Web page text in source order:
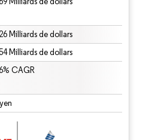
Milliards de dollars
Milliards de dollars
CAGR
nécessite une attribution sous CC BY 4.0.